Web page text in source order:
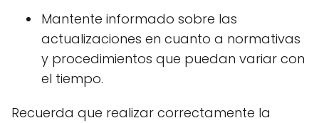
Mantente informado sobre las
actualizaciones en cuanto a normativas
y procedimientos que puedan variar con
el tiempo.
Recuerda que realizar correctamente la